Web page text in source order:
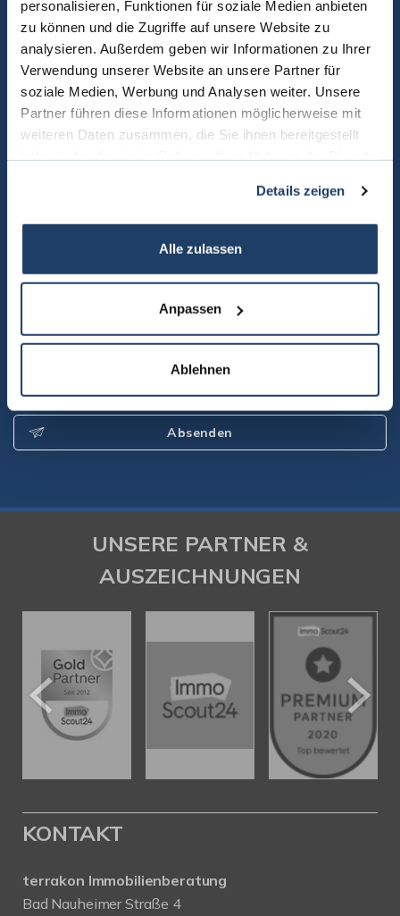
personalisieren, Funktionen für soziale Medien anbieten
zu können und die Zugriffe auf unsere Website zu
analysieren. Außerdem geben wir Informationen zu Ihrer
Verwendung unserer Website an unsere Partner für
soziale Medien, Werbung und Analysen weiter. Unsere
Partner führen diese Informationen möglicherweise mit
weiteren Daten zusammen, die Sie ihnen bereitgestellt
Details zeigen
Alle zulassen
Anpassen
Ablehnen
und meine Daten speichern. *
* Pflichtfelder
Absenden
UNSERE PARTNER &
AUSZEICHNUNGEN
KONTAKT
terrakon Immobilienberatung
Bad Nauheimer Straße 4